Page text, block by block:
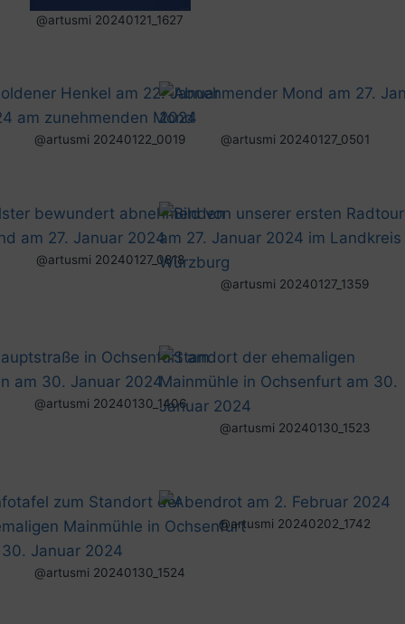
@artusmi 20240121_1627
@artusmi 20240122_0019 @artusmi 20240127_0501
@artusmi 20240127_0818
@artusmi 20240127_1359
@artusmi 20240130_1406
@artusmi 20240130_1523
@artusmi 20240130_1524
@artusmi 20240202_1742